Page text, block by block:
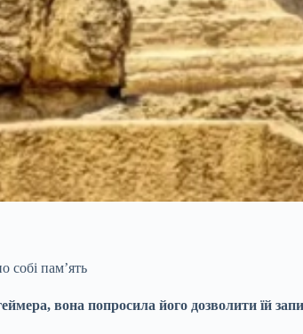
собі пам’ять
вона попросила його дозволити їй